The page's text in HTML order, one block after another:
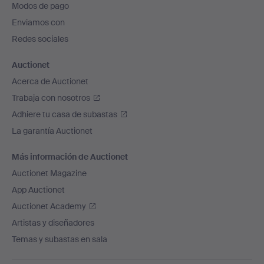
de
página
Modos de pago
Enviamos con
Redes sociales
Auctionet
Acerca de Auctionet
Trabaja con nosotros
Adhiere tu casa de subastas
La garantía Auctionet
Más información de Auctionet
Auctionet Magazine
App Auctionet
Auctionet Academy
Artistas y diseñadores
Temas y subastas en sala